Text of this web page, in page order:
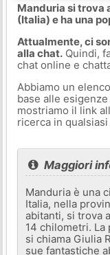
Manduria si trova
(Italia) e ha una
Attualmente, ci
alla chat.Quindi,
chat online e
Abbiamo un
base alle
mostriamo il link
ricerca in
Maggiori
Manduria è una
Italia, nella
abitanti, si trova
14 chilometri.
si chiama Giulia
sue fantastiche